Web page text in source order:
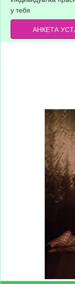
у тебя
АНКЕТА